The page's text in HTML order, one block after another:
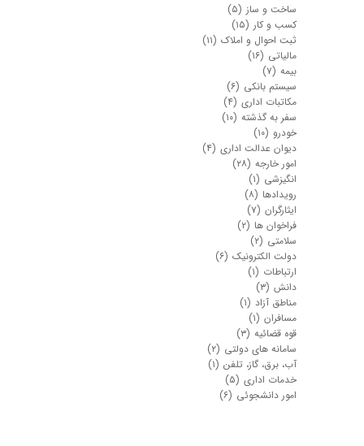
ساخت و ساز (۵)
کسب و کار (۱۵)
ثبت احوال و املاک (۱۱)
مالیاتی (۱۶)
بیمه (۷)
سیستم بانکی (۶)
مکاتبات اداری (۴)
سفر به گذشته (۱۰)
خودرو (۱۰)
دیوان عدالت اداری (۴)
امور خارجه (۲۸)
انگیزشی (۱)
رویدادها (۸)
ایثارگران (۷)
فراخوان ها (۲)
سلامتی (۲)
دولت الکترونیک (۶)
ارتباطات (۱)
دانش (۳)
مناطق آزاد (۱)
مسافران (۱)
قوه قضائیه (۳)
سامانه های دولتی (۲)
آب، برق، گاز، تلفن (۱)
خدمات اداری (۵)
امور دانشجوئی (۶)